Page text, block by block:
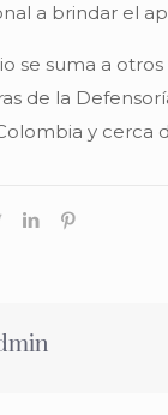
a brindar el
se suma a
de la
y cerca